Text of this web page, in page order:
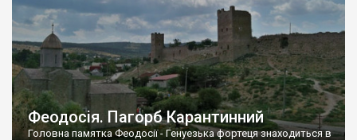
Феодосія. Пагорб Карантинний
Головна памятка Феодосії - Генуезька фортеця знаходиться в